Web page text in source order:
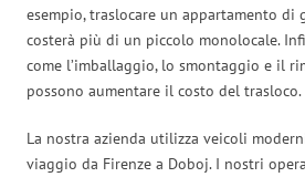
esempio, traslocare un appartamento di
costerà più di un piccolo monolocale.
come l’imballaggio, lo smontaggio e il
possono aumentare il costo del trasloco.
La nostra azienda utilizza veicoli
viaggio da Firenze a Doboj. I nostri